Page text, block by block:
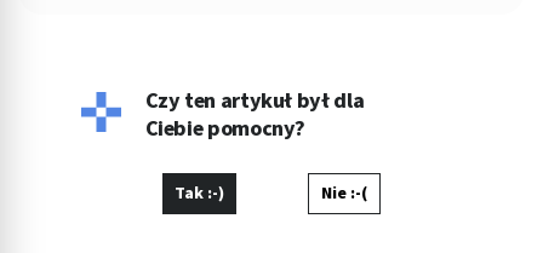
Czy ten artykuł był dla
Ciebie pomocny?
Tak :-) Nie :-(